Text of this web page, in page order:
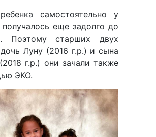
самостоятельно у
еще задолго до
Поэтому старших двух
Луну (2016 г.р.) и сына
г.р.) они зачали также
ЭКО.